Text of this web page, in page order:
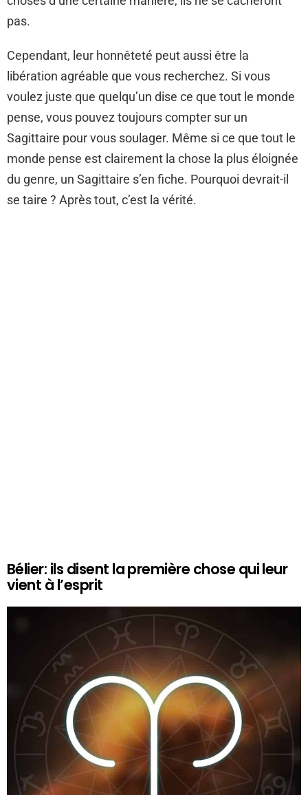
pas.
Cependant, leur honnêteté peut aussi être la
libération agréable que vous recherchez. Si vous
voulez juste que quelqu’un dise ce que tout le monde
pense, vous pouvez toujours compter sur un
Sagittaire pour vous soulager. Même si ce que tout le
monde pense est clairement la chose la plus éloignée
du genre, un Sagittaire s’en fiche. Pourquoi devrait-il
se taire ? Après tout, c’est la vérité.
Bélier: ils disent la première chose qui leur
vient à l’esprit